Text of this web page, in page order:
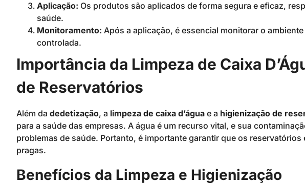
Aplicação: Os produtos são aplicados de forma segura e eficaz,
saúde.
Monitoramento: Após a aplicação, é essencial monitorar o
controlada.
Importância da Limpeza de Caixa
de Reservatórios
Além da dedetização, a limpeza de caixa d’água e a higienização de
para a saúde das empresas. A água é um recurso vital, e sua
problemas de saúde. Portanto, é importante garantir que os
pragas.
Benefícios da Limpeza e Higienização